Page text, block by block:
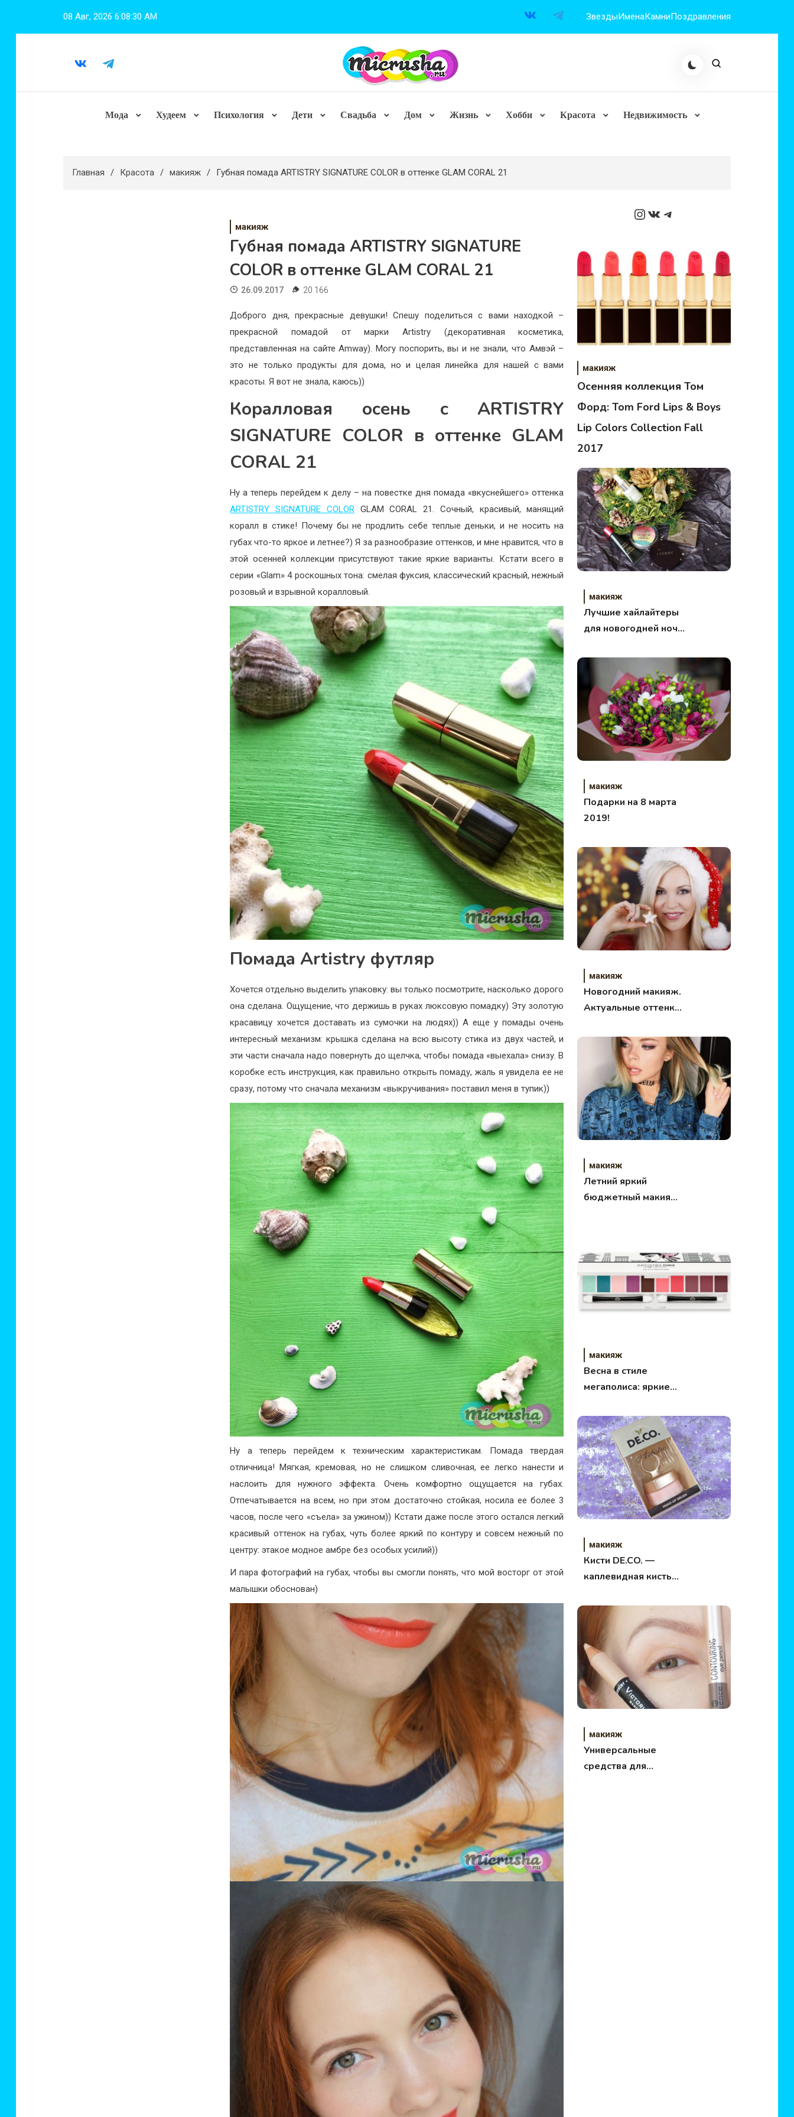
08 Авг, 2026 6:08:32 AM ЗвездыИменаКамниПоздравления
Мода Худеем Психология Дети Свадьба Дом Жизнь Хобби Красота Недвижимость
Главная Красота макияж Губная помада ARTISTRY SIGNATURE COLOR в оттенке GLAM CORAL 21
макияж
Губная помада ARTISTRY SIGNATURE
COLOR в оттенке GLAM CORAL 21
26.09.2017 20 166
Доброго дня, прекрасные девушки! Спешу поделиться с вами находкой –
прекрасной помадой от марки Artistry (декоративная косметика,
представленная на сайте Amway). Могу поспорить, вы и не знали, что Амвэй –
это не только продукты для дома, но и целая линейка для нашей с вами
красоты. Я вот не знала, каюсь))
Коралловая осень с ARTISTRY
SIGNATURE COLOR в оттенке GLAM
CORAL 21
Ну а теперь перейдем к делу – на повестке дня помада «вкуснейшего» оттенка
ARTISTRY SIGNATURE COLORGLAM CORAL 21. Сочный, красивый, манящий
коралл в стике! Почему бы не продлить себе теплые деньки, и не носить на
губах что-то яркое и летнее?) Я за разнообразие оттенков, и мне нравится, что в
этой осенней коллекции присутствуют такие яркие варианты. Кстати всего в
серии «Glam» 4 роскошных тона: смелая фуксия, классический красный, нежный
розовый и взрывной коралловый.
Помада Artistry футляр
Хочется отдельно выделить упаковку: вы только посмотрите, насколько дорого
она сделана. Ощущение, что держишь в руках люксовую помадку) Эту золотую
красавицу хочется доставать из сумочки на людях)) А еще у помады очень
интересный механизм: крышка сделана на всю высоту стика из двух частей, и
эти части сначала надо повернуть до щелчка, чтобы помада «выехала» снизу. В
коробке есть инструкция, как правильно открыть помаду, жаль я увидела ее не
сразу, потому что сначала механизм «выкручивания» поставил меня в тупик))
Ну а теперь перейдем к техническим характеристикам. Помада твердая
отличница! Мягкая, кремовая, но не слишком сливочная, ее легко нанести и
наслоить для нужного эффекта. Очень комфортно ощущается на губах.
Отпечатывается на всем, но при этом достаточно стойкая, носила ее более 3
часов, после чего «съела» за ужином)) Кстати даже после этого остался легкий
красивый оттенок на губах, чуть более яркий по контуру и совсем нежный по
центру: этакое модное амбре без особых усилий))
И пара фотографий на губах, чтобы вы смогли понять, что мой восторг от этой
малышки обоснован)
Instagram
ВКонтакте
Telegram
макияж
Осенняя коллекция Том
Форд: Tom Ford Lips & Boys
Lip Colors Collection Fall
2017
макияж
Лучшие хайлайтеры
для новогодней ночи
макияж
Подарки на 8 марта
2019!
макияж
Новогодний макияж.
Актуальные оттенки
макияж
Летний яркий
бюджетный макияж
макияж
Весна в стиле
мегаполиса: яркие
косметички
макияж
Кисти DE.CO. —
каплевидная кисть
средств.
Разочарование!
макияж
Универсальные
средства для